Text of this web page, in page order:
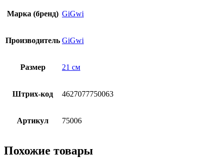
Марка (бренд) GiGwi
Производитель GiGwi
Размер 21 см
Штрих-код 4627077750063
Артикул 75006
Похожие товары